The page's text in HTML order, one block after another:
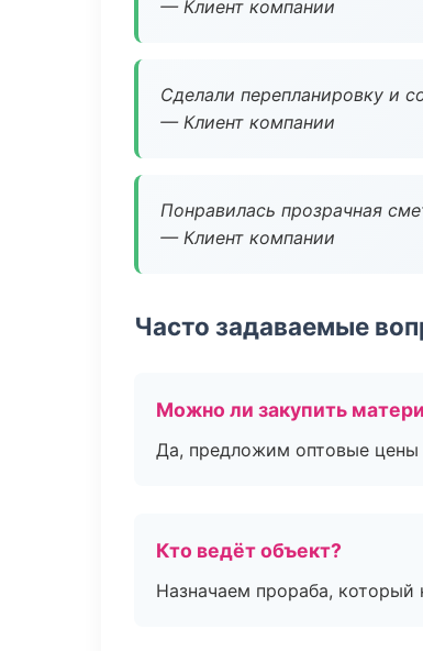
— Клиент компании
Сделали перепланировку и
— Клиент компании
Понравилась прозрачная
— Клиент компании
Часто задаваемые
Можно ли закупить
Да, предложим оптовые цены
Кто ведёт объект?
Назначаем прораба, который